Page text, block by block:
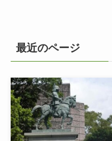
最近のページ